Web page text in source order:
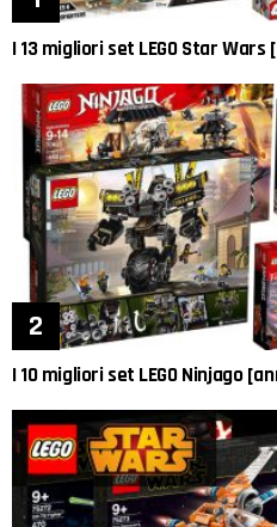
I 13 migliori set LEGO Star
I 10 migliori set LEGO Ninjago